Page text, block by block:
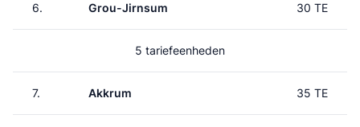
6. Grou-Jirnsum 30 TE
5 tariefeenheden
7. Akkrum 35 TE